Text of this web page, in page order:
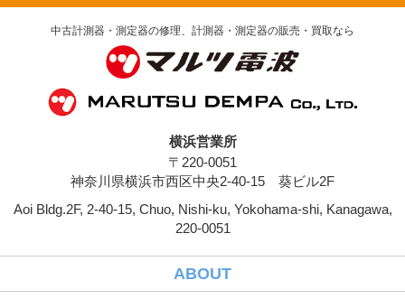
ことがあります。
当社は，ユーザーについて，利用したサービス
やソフトウエア，購入した商品，閲覧したペー
ジや広告の履歴，検索した検索キーワード，利
用日時，利用方法，利用環境（携帯端末を通じ
てご利用の場合の当該端末の通信状態，利用に
際しての各種設定情報なども含みます），IPア
識別情報などの履歴情報および特性情報を，ユ
ーザーが当社や提携先のサービスを利用しまた
はページを閲覧する際に収集します。
第３条（個人情報を収集・利用する目的）
当社が個人情報を収集・利用する目的は，以下
ユーザーに自分の登録情報の閲覧や修正，利用
状況の閲覧を行っていただくために，氏名，住
中古計測器・測定器の修理、計測器・測定器の販売・買取なら
横浜営業所
〒220-0051
神奈川県横浜市西区中央2-40-15 葵ビル2F
Aoi Bldg.2F, 2-40-15, Chuo, Nishi-ku, Yokohama-shi, Kanagawa,
220-0051
ABOUT